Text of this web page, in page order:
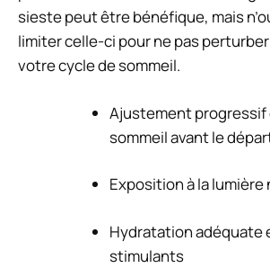
sieste peut être bénéfique, mais
limiter celle-ci pour ne pas
votre cycle de sommeil.
Ajustement progressif
sommeil avant le
Exposition à la
Hydratation adéquate
stimulants